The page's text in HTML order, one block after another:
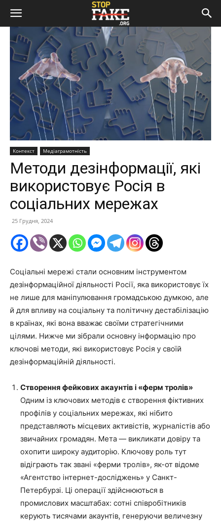
Контекст Медіаграмотність
Методи дезінформації, які
використовує Росія в
соціальних мережах
25 Грудня, 2024
Соціальні мережі стали основним інструментом
дезінформаційної діяльності Росії, яка використовує їх
не лише для маніпулювання громадською думкою, але
й для впливу на соціальну та політичну дестабілізацію
в країнах, які вона вважає своїми стратегічними
цілями. Нижче ми зібрали основну інформацію про
ключові методи, які використовує Росія у своїй
дезінформаційній діяльності.
Створення фейкових акаунтів і «ферм тролів»
Одним із ключових методів є створення фіктивних
профілів у соціальних мережах, які нібито
представляють місцевих активістів, журналістів або
звичайних громадян. Мета — викликати довіру та
охопити широку аудиторію. Ключову роль тут
відіграють так звані «ферми тролів», як-от відоме
«Агентство інтернет-досліджень» у Санкт-
Петербурзі. Ці операції здійснюються в
промислових масштабах: сотні співробітників
керують тисячами акаунтів, генеруючи величезну